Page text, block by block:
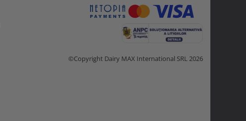
©Copyright Dairy MAX International SRL 2026